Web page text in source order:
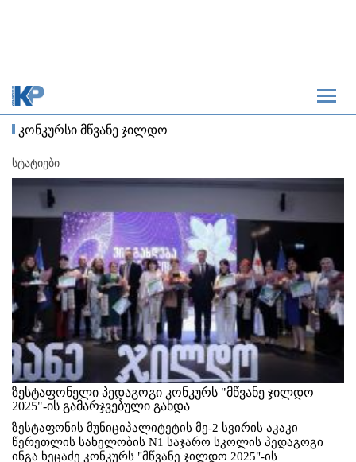
კონკურსი მწვანე ჯილდო
სტატიები
ზესტაფონელი პედაგოგი კონკურს "მწვანე ჯილდო
2025"-ის გამარჯვებული გახდა
ზესტაფონის მუნიციპალიტეტის მე-2 სვირის აკაკი
წერეთლის სახელობის N1 საჯარო სკოლის პედაგოგი
ინგა ხეცაძე კონკურს "მწვანე ჯილდო 2025"-ის